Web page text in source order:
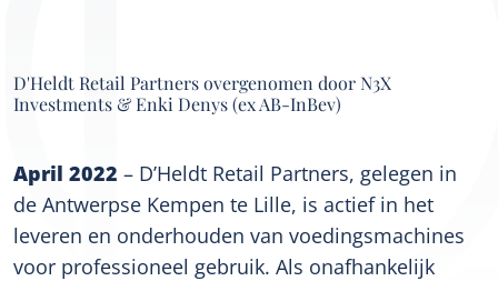
D'Heldt Retail Partners overgenomen door N3X
Investments & Enki Denys (ex AB-InBev)
April 2022 – D’Heldt Retail Partners, gelegen in
de Antwerpse Kempen te Lille, is actief in het
leveren en onderhouden van voedingsmachines
voor professioneel gebruik. Als onafhankelijk